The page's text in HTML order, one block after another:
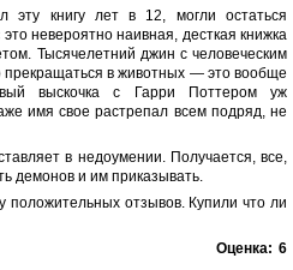
эту книгу лет в 12, могли остаться
невероятно наивная, десткая книжка
Тысячелетний джин с человеческим
прекращаться в животных — это вообще
выскочка с Гарри Поттером уж
имя свое растрепал всем подряд, не
в недоумении. Получается, все,
демонов и им приказывать.
положительных отзывов. Купили что ли
Оценка: 6